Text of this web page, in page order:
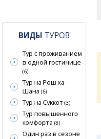
ВИДЫ ТУРОВ
Тур с проживанием
в одной гостинице
(6)
Тур на Рош ха-
Шана (6)
Тур на Суккот (3)
Тур повышенного
комфорта (8)
Один раз в сезоне